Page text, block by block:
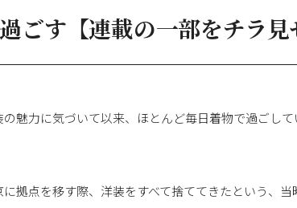
ごす【連載の一部をチラ見
魅力に気づいて以来、ほとんど毎日着物で過ごして
拠点を移す際、洋装をすべて捨ててきたという、